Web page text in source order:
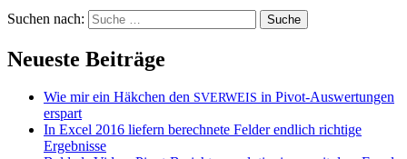
Suchen nach:
Neueste Beiträge
Wie mir ein Häkchen den SVERWEIS in Pivot-Auswertungen
erspart
In Excel 2016 liefern berechnete Felder endlich richtige
Ergebnisse